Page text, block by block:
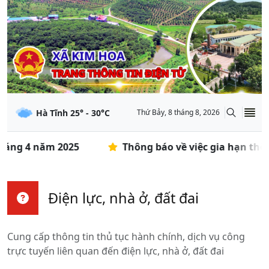
Hà Tĩnh 25° - 30°C Thứ Bảy, 8 tháng 8, 2026
4 năm 2025 Thông báo về việc gia hạn
Điện lực, nhà ở, đất đai
Cung cấp thông tin thủ tục hành chính, dịch vụ công
trực tuyến liên quan đến điện lực, nhà ở, đất đai